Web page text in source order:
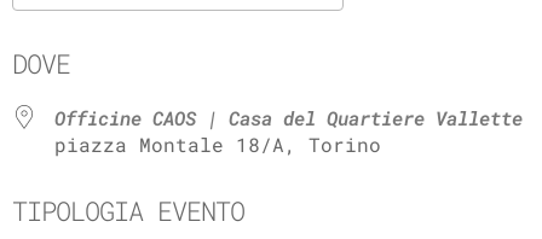
DOVE
Officine CAOS | Casa del Quartiere Vallette
piazza Montale 18/A, Torino
TIPOLOGIA EVENTO